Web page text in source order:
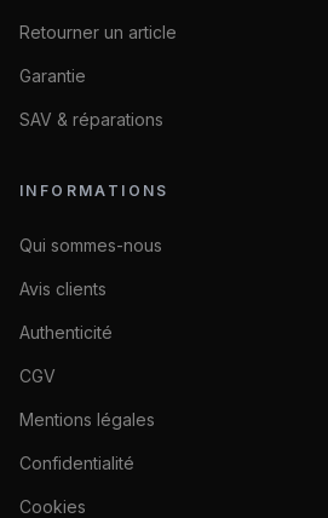
Retourner un article
Garantie
SAV & réparations
INFORMATIONS
Qui sommes-nous
Avis clients
Authenticité
CGV
Mentions légales
Confidentialité
Cookies